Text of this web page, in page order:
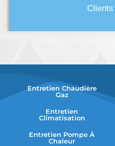
Entretien Chaudière
Gaz
Entretien
Climatisation
Entretien Pompe À
Chaleur